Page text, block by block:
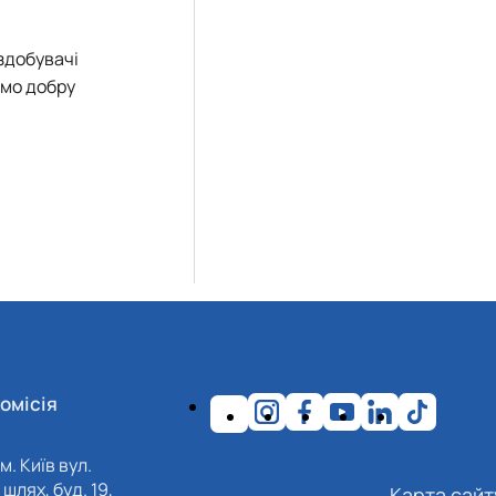
добру
Київ вул.
шлях, буд. 19,